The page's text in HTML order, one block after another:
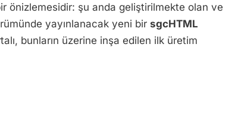
önizlemesidir: şu anda geliştirilmekte olan ve
yayınlanacak yeni bir sgcHTML
bunların üzerine inşa edilen ilk üretim